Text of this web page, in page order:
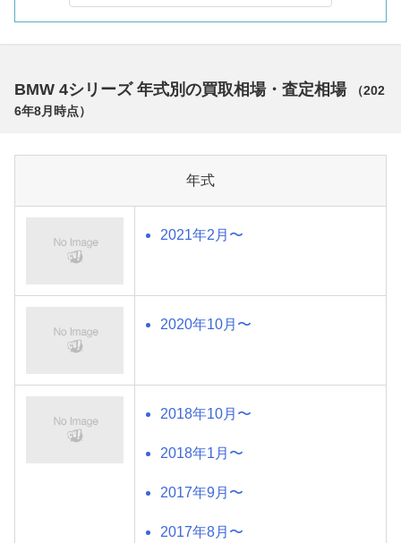
BMW 4シリーズ 年式別の買取相場・査定相場 （202
6年8月 時点）
年式
2021年2月〜
2020年10月〜
2018年10月〜
2018年1月〜
2017年9月〜
2017年8月〜